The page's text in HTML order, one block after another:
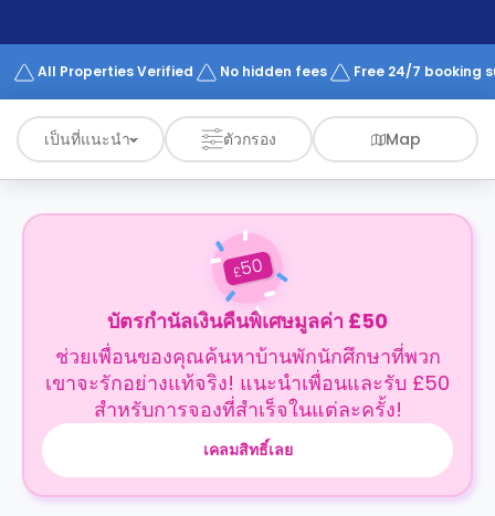
Works
All Properties Verified No hidden fees Free 24/7 booking
เป็นที่แนะนำ ตัวกรอง Map
£50
บัตรกำนัลเงินคืนพิเศษมูลค่า £50
ช่วยเพื่อนของคุณค้นหาบ้านพักนักศึกษาที่พวก
เขาจะรักอย่างแท้จริง! แนะนำเพื่อนและรับ £50
สำหรับการจองที่สำเร็จในแต่ละครั้ง!
เคลมสิทธิ์เลย